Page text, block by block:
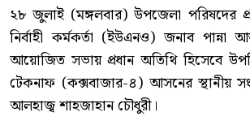
‎২৮ জুলাই (মঙ্গলবার) উপজেলা পরিষদের
নির্বাহী কর্মকর্তা (ইউএনও) জনাব পান্না
আয়োজিত সভায় প্রধান অতিথি হিসেবে
টেকনাফ (কক্সবাজার-৪) আসনের স্থানীয়
আলহাজ্ব শাহজাহান চৌধুরী।